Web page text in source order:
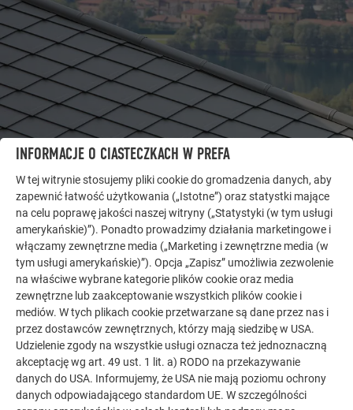
DAJ SIĘ ZAINSPIROWAĆ
DALSZE OBIEKTY
Galeria referencyjna PREFA pokazuje, jak
wszechstronne może być zastosowanie aluminium.
Odkryj więcej imponujących projektów z trwałymi
aluminiowymi rozwiązaniami PREFA na dachy, systemy
solarne i elewacje.
ZOBACZ WIĘCEJ REFERENCJI
INFORMACJE O CIASTECZKACH W PREFA
W tej witrynie stosujemy pliki cookie do gromadzenia danych, aby
zapewnić łatwość użytkowania („Istotne”) oraz statystki mające
na celu poprawę jakości naszej witryny („Statystyki (w tym usługi
amerykańskie)”). Ponadto prowadzimy działania marketingowe i
włączamy zewnętrzne media („Marketing i zewnętrzne media (w
tym usługi amerykańskie)”). Opcja „Zapisz” umożliwia zezwolenie
na właściwe wybrane kategorie plików cookie oraz media
zewnętrzne lub zaakceptowanie wszystkich plików cookie i
mediów. W tych plikach cookie przetwarzane są dane przez nas i
przez dostawców zewnętrznych, którzy mają siedzibę w USA.
Udzielenie zgody na wszystkie usługi oznacza też jednoznaczną
akceptację wg art. 49 ust. 1 lit. a) RODO na przekazywanie
danych do USA. Informujemy, że USA nie mają poziomu ochrony
danych odpowiadającego standardom UE. W szczególności